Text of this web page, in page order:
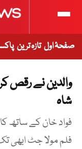
صفحۂ اول تازہ ترین
والدین نے رقص
شاہ
فواد خان کے ساتھ
فلم مولا جٹ ابھی